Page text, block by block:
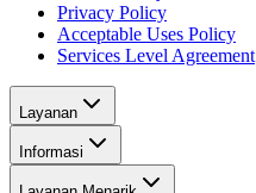
Privacy Policy
Acceptable Uses Policy
Services Level Agreement
Layanan
Informasi